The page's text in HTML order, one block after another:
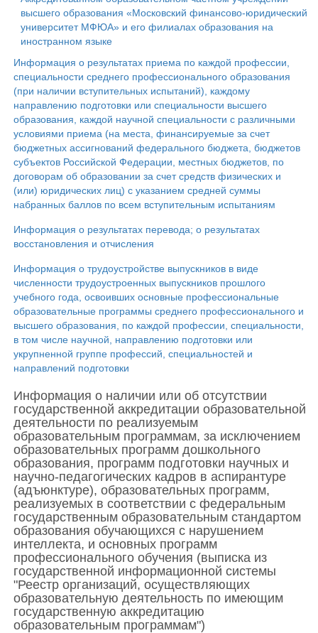
высшего образования «Московский финансово-юридический
университет МФЮА» и его филиалах образования на
иностранном языке
Информация о результатах приема по каждой профессии,
специальности среднего профессионального образования
(при наличии вступительных испытаний), каждому
направлению подготовки или специальности высшего
образования, каждой научной специальности с различными
условиями приема (на места, финансируемые за счет
бюджетных ассигнований федерального бюджета, бюджетов
субъектов Российской Федерации, местных бюджетов, по
договорам об образовании за счет средств физических и
(или) юридических лиц) с указанием средней суммы
набранных баллов по всем вступительным испытаниям
Информация о результатах перевода; о результатах
восстановления и отчисления
Информация о трудоустройстве выпускников в виде
численности трудоустроенных выпускников прошлого
учебного года, освоивших основные профессиональные
образовательные программы среднего профессионального и
высшего образования, по каждой профессии, специальности,
в том числе научной, направлению подготовки или
укрупненной группе профессий, специальностей и
направлений подготовки
Информация о наличии или об отсутствии
государственной аккредитации образовательной
деятельности по реализуемым
образовательным программам, за исключением
образовательных программ дошкольного
образования, программ подготовки научных и
научно-педагогических кадров в аспирантуре
(адъюнктуре), образовательных программ,
реализуемых в соответствии с федеральным
государственным образовательным стандартом
образования обучающихся с нарушением
интеллекта, и основных программ
профессионального обучения (выписка из
государственной информационной системы
"Реестр организаций, осуществляющих
образовательную деятельность по имеющим
государственную аккредитацию
образовательным программам")